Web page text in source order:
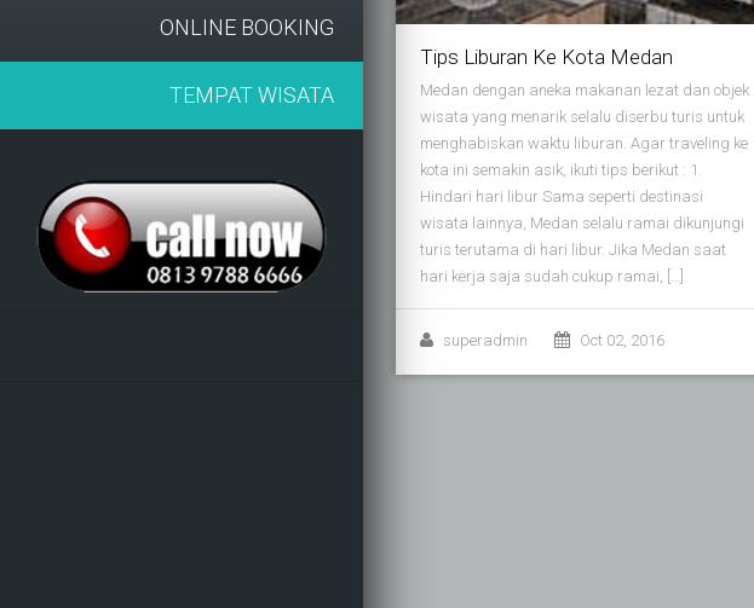
ONLINE BOOKING
TEMPAT WISATA
Tips Liburan Ke Kota Medan
Medan dengan aneka makanan lezat dan objek
wisata yang menarik selalu diserbu turis untuk
menghabiskan waktu liburan. Agar traveling ke
kota ini semakin asik, ikuti tips berikut : 1.
Hindari hari libur Sama seperti destinasi
wisata lainnya, Medan selalu ramai dikunjungi
turis terutama di hari libur. Jika Medan saat
hari kerja saja sudah cukup ramai, […]
superadmin Oct 02, 2016